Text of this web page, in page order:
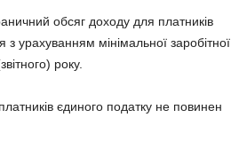
обсяг доходу для платників
урахуванням мінімальної заробітної
року.
єдиного податку не повинен